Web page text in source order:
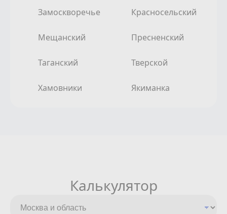
Замоскворечье Красносельский
Мещанский Пресненский
Таганский Тверской
Хамовники Якиманка
Калькулятор